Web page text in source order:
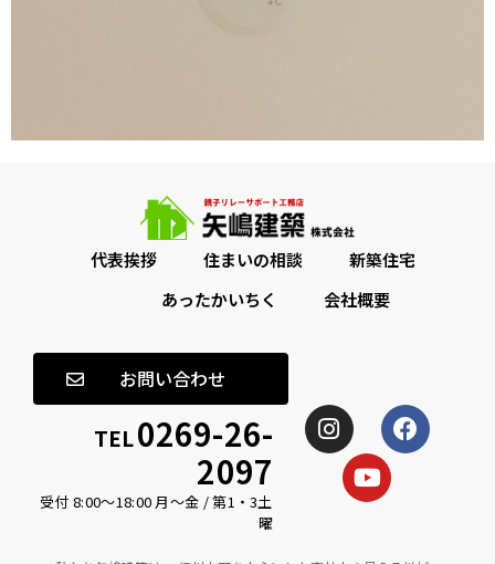
代表挨拶 住まいの相談
新築住宅
あったかいちく
会社概要
お問い合わせ
TEL0269-26-
2097
受付 8:00〜18:00 月〜金 / 第1・3土
曜